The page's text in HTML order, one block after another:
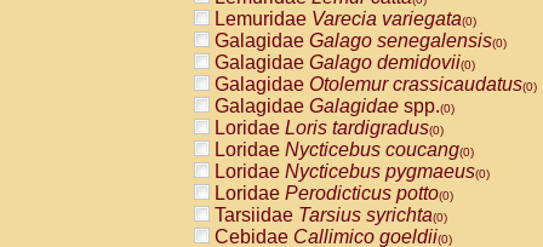
Lemuridae Varecia variegata(0)
Galagidae Galago senegalensis(0)
Galagidae Galago demidovii(0)
Galagidae Otolemur crassicaudatus(0)
Galagidae Galagidae spp.(0)
Loridae Loris tardigradus(0)
Loridae Nycticebus coucang(0)
Loridae Nycticebus pygmaeus(0)
Loridae Perodicticus potto(0)
Tarsiidae Tarsius syrichta(0)
Cebidae Callimico goeldii(0)